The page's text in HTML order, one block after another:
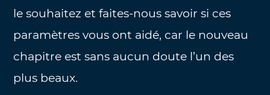
le souhaitez et faites-nous savoir si ces
paramètres vous ont aidé, car le nouveau
chapitre est sans aucun doute l’un des
plus beaux.